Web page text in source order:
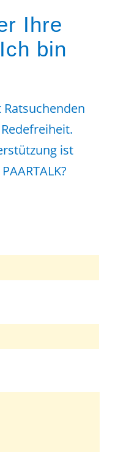
Ihre
bin
Ratsuchenden
ist